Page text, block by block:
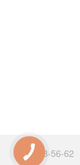
063 503-56-62